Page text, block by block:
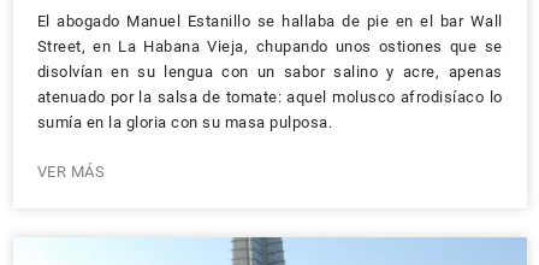
El abogado Manuel Estanillo se hallaba de pie en el bar Wall
Street, en La Habana Vieja, chupando unos ostiones que se
disolvían en su lengua con un sabor salino y acre, apenas
atenuado por la salsa de tomate: aquel molusco afrodisíaco lo
sumía en la gloria con su masa pulposa.
VER MÁS